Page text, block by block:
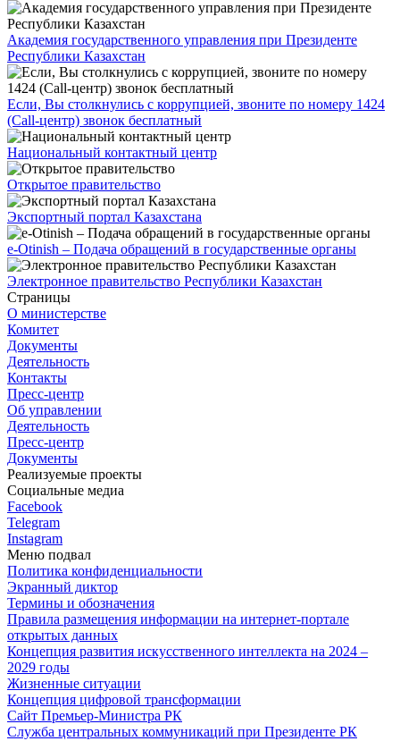
Академия государственного управления при Президенте
Республики Казахстан
Если, Вы столкнулись с коррупцией, звоните по номеру 1424
(Call-центр) звонок бесплатный
Национальный контактный центр
Открытое правительство
Экспортный портал Казахстана
e-Otinish – Подача обращений в государственные органы
Электронное правительство Республики Казахстан
Страницы
О министерстве
Комитет
Документы
Деятельность
Контакты
Пресс-центр
Об управлении
Деятельность
Пресс-центр
Документы
Реализуемые проекты
Социальные медиа
Facebook
Telegram
Instagram
Меню подвал
Политика конфиденциальности
Экранный диктор
Термины и обозначения
Правила размещения информации на интернет-портале
открытых данных
Концепция развития искусственного интеллекта на 2024 –
2029 годы
Жизненные ситуации
Концепция цифровой трансформации
Сайт Премьер-Министра РК
Служба центральных коммуникаций при Президенте РК